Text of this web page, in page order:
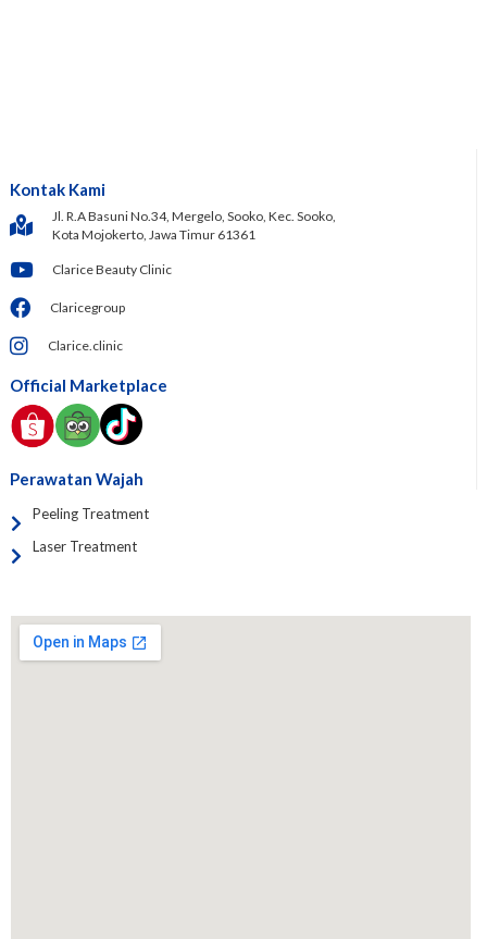
Kontak Kami
Jl. R.A Basuni No.34, Mergelo, Sooko, Kec. Sooko,
Kota Mojokerto, Jawa Timur 61361
Clarice Beauty Clinic
Claricegroup
Clarice.clinic
Official Marketplace
Perawatan Wajah
Peeling Treatment
Laser Treatment